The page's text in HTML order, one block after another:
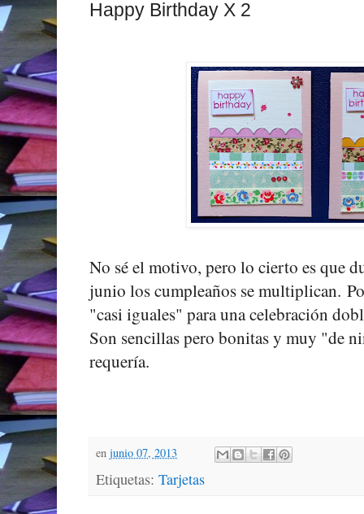
Happy Birthday X 2
No sé el motivo, pero lo cierto es que
junio los cumpleaños se multiplican.
"casi iguales" para una celebración
Son sencillas pero bonitas y muy "de
requería.
en junio 07, 2013
Etiquetas: Tarjetas